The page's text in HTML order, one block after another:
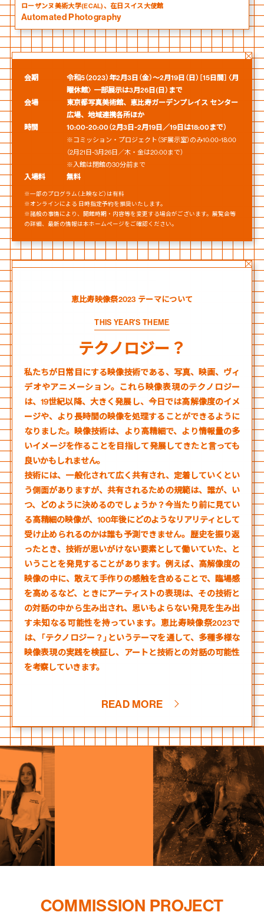
ローザンヌ美術大学(ECAL)、在日スイス大使館
Automated Photography
会期
令和5（2023）年2月3日（金）～2月19日（日）［15日間］〈月
曜休館〉 一部展示は3月26日(日）まで
会場
東京都写真美術館、恵比寿ガーデンプレイス センター
広場、地域連携各所ほか
時間
10:00~20:00（2月3日~2月19日／19日は18:00まで）
※コミッション・プロジェクト（3F展示室）のみ10:00~18:00
（2月21日~3月26日／木・金は20:00まで）
※入館は閉館の30分前まで
入場料 無料
※一部のプログラム（上映など）は有料
※オンラインによる 日時指定予約を推奨いたします。
※諸般の事情により、開館時期・内容等を変更する場合がございます。展覧会等
の詳細、最新の情報は本ホームページをご確認ください。
恵比寿映像祭2023 テーマについて
THIS YEAR'S THEME
テクノロジー？
私たちが日常目にする映像技術である、写真、映画、ヴィ
デオやアニメーション。これら映像表現のテクノロジー
は、19世紀以降、大きく発展し、今日では高解像度のイメ
ージや、より長時間の映像を処理することができるように
なりました。映像技術は、より高精細で、より情報量の多
いイメージを作ることを目指して発展してきたと言っても
良いかもしれません。
技術には、一般化されて広く共有され、定着していくとい
う側面がありますが、共有されるための規範は、誰が、い
つ、どのように決めるのでしょうか？今当たり前に見てい
る高精細の映像が、100年後にどのようなリアリティとして
受け止められるのかは誰も予測できません。歴史を振り返
ったとき、技術が思いがけない要素として働いていた、と
いうことを発見することがあります。例えば、高解像度の
映像の中に、敢えて手作りの感触を含めることで、臨場感
を高めるなど、ときにアーティストの表現は、その技術と
の対話の中から生み出され、思いもよらない発見を生み出
す未知なる可能性を持っています。恵比寿映像祭2023で
は、「テクノロジー？」というテーマを通して、多種多様な
映像表現の実践を検証し、アートと技術との対話の可能性
を考察していきます。
READ MORE
COMMISSION PROJECT